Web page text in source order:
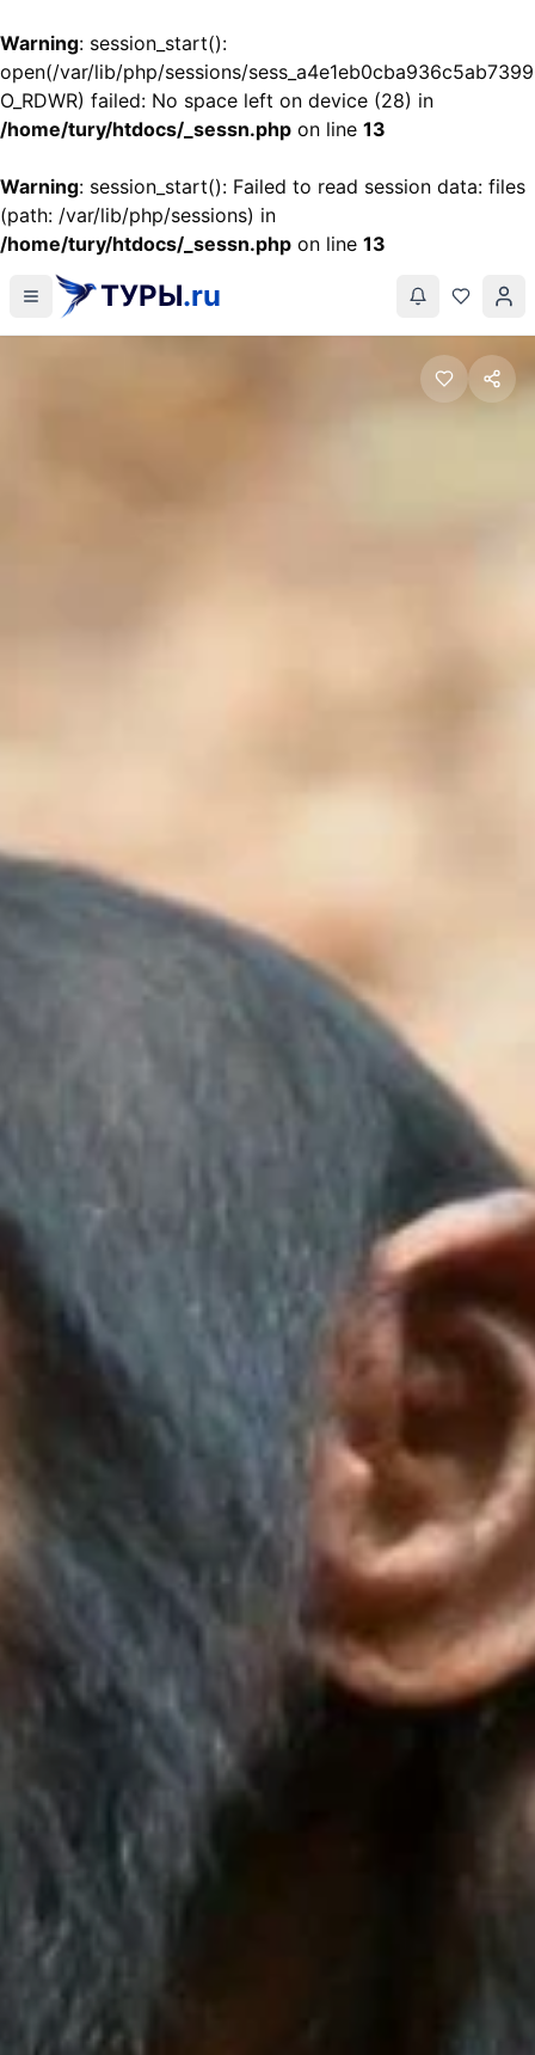
Warning: session_start():
open(/var/lib/php/sessions/
O_RDWR) failed: No space left on device (28) in
/home/tury/htdocs/_sessn.php on line 13
Warning: session_start(): Failed to read session data: files
(path: /var/lib/php/sessions) in
/home/tury/htdocs/_sessn.php on line 13
ТУРЫ.ru